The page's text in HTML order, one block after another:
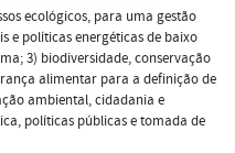
ecológicos, para uma gestão
e políticas energéticas de baixo
3) biodiversidade, conservação
alimentar para a definição de
ambiental, cidadania e
políticas públicas e tomada de